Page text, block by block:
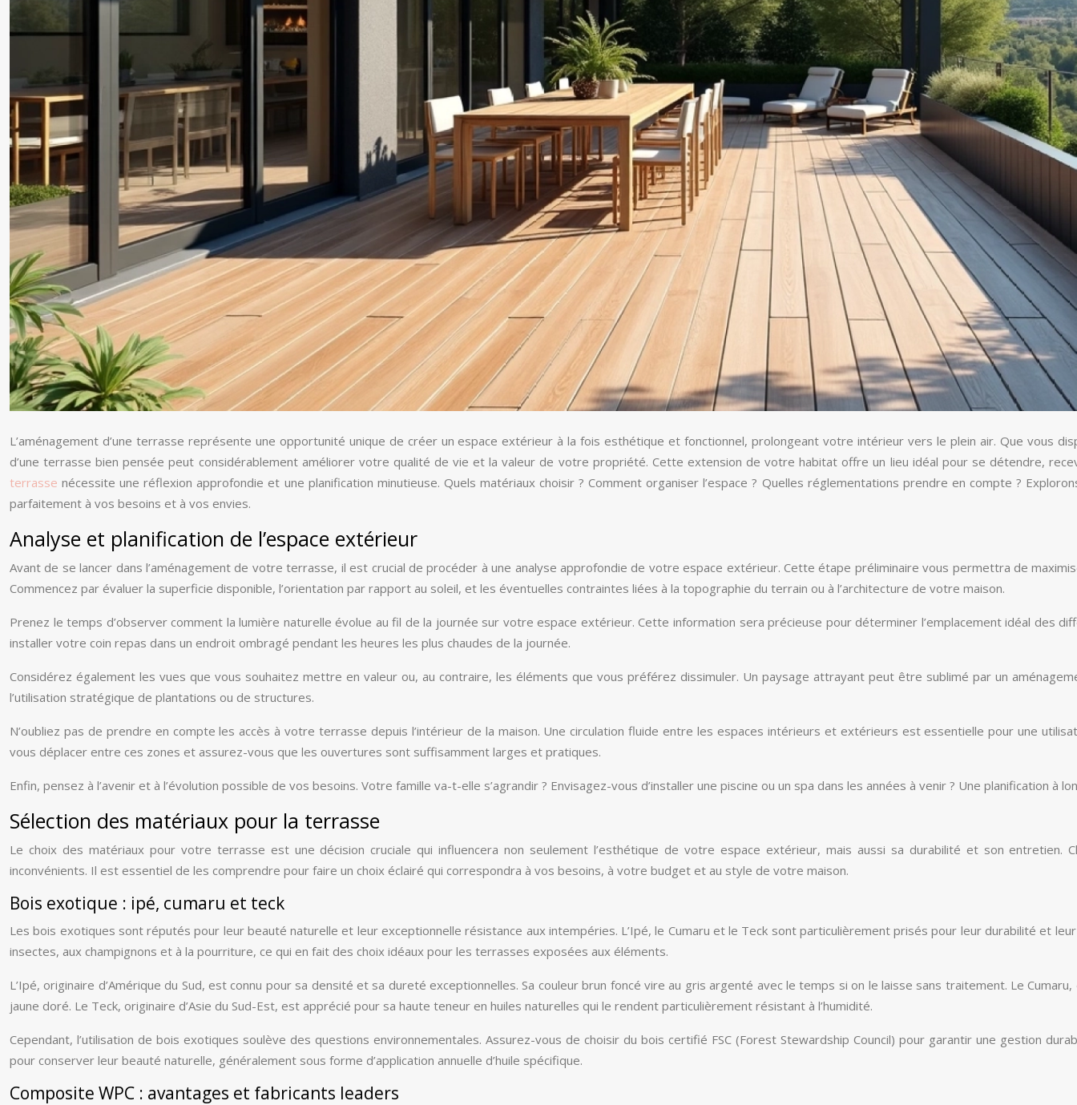
L’aménagement d’une terrasse représente une opportunité unique de créer un espace extérieur à la fois esthétique et fonctionnel, prolongeant votre intérieur vers le plein air. Que vous
d’une terrasse bien pensée peut considérablement améliorer votre qualité de vie et la valeur de votre propriété. Cette extension de votre habitat offre un lieu idéal pour se détendre,
terrasse nécessite une réflexion approfondie et une planification minutieuse. Quels matériaux choisir ? Comment organiser l’espace ? Quelles réglementations prendre en compte ?
parfaitement à vos besoins et à vos envies.
Analyse et planification de l’espace extérieur
Avant de se lancer dans l’aménagement de votre terrasse, il est crucial de procéder à une analyse approfondie de votre espace extérieur. Cette étape préliminaire vous permettra de
Commencez par évaluer la superficie disponible, l’orientation par rapport au soleil, et les éventuelles contraintes liées à la topographie du terrain ou à l’architecture de votre maison.
Prenez le temps d’observer comment la lumière naturelle évolue au fil de la journée sur votre espace extérieur. Cette information sera précieuse pour déterminer l’emplacement idéal des
installer votre coin repas dans un endroit ombragé pendant les heures les plus chaudes de la journée.
Considérez également les vues que vous souhaitez mettre en valeur ou, au contraire, les éléments que vous préférez dissimuler. Un paysage attrayant peut être sublimé par un
l’utilisation stratégique de plantations ou de structures.
N’oubliez pas de prendre en compte les accès à votre terrasse depuis l’intérieur de la maison. Une circulation fluide entre les espaces intérieurs et extérieurs est essentielle pour une
vous déplacer entre ces zones et assurez-vous que les ouvertures sont suffisamment larges et pratiques.
Enfin, pensez à l’avenir et à l’évolution possible de vos besoins. Votre famille va-t-elle s’agrandir ? Envisagez-vous d’installer une piscine ou un spa dans les années à venir ? Une planification
Sélection des matériaux pour la terrasse
Le choix des matériaux pour votre terrasse est une décision cruciale qui influencera non seulement l’esthétique de votre espace extérieur, mais aussi sa durabilité et son entretien.
inconvénients. Il est essentiel de les comprendre pour faire un choix éclairé qui correspondra à vos besoins, à votre budget et au style de votre maison.
Bois exotique : ipé, cumaru et teck
Les bois exotiques sont réputés pour leur beauté naturelle et leur exceptionnelle résistance aux intempéries. L’Ipé, le Cumaru et le Teck sont particulièrement prisés pour leur durabilité et
insectes, aux champignons et à la pourriture, ce qui en fait des choix idéaux pour les terrasses exposées aux éléments.
L’Ipé, originaire d’Amérique du Sud, est connu pour sa densité et sa dureté exceptionnelles. Sa couleur brun foncé vire au gris argenté avec le temps si on le laisse sans traitement. Le
jaune doré. Le Teck, originaire d’Asie du Sud-Est, est apprécié pour sa haute teneur en huiles naturelles qui le rendent particulièrement résistant à l’humidité.
Cependant, l’utilisation de bois exotiques soulève des questions environnementales. Assurez-vous de choisir du bois certifié FSC (Forest Stewardship Council) pour garantir une gestion
pour conserver leur beauté naturelle, généralement sous forme d’application annuelle d’huile spécifique.
Composite WPC : avantages et fabricants leaders